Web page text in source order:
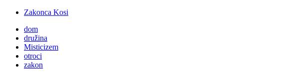
Zakonca Kosi
dom
družina
Misticizem
otroci
zakon